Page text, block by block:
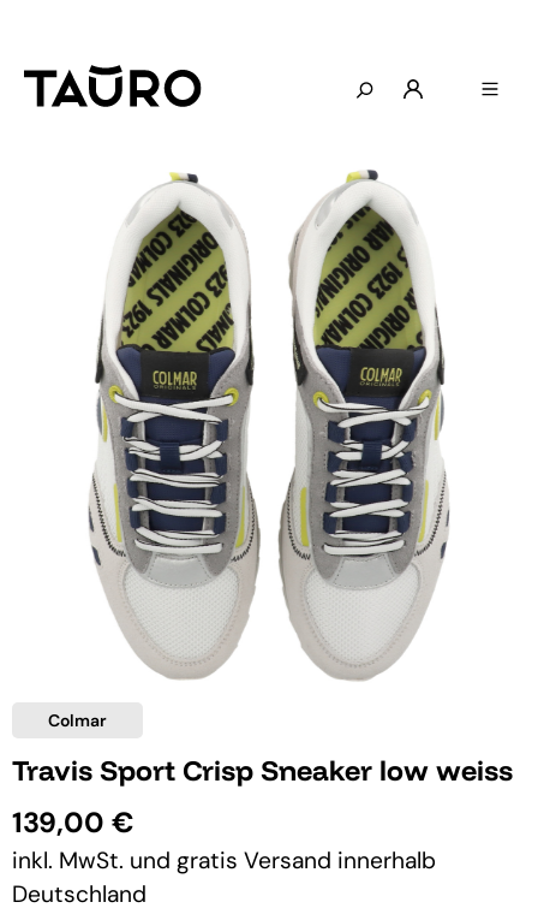
Colmar
Travis Sport Crisp Sneaker low weiss
139,00 €
inkl. MwSt. und gratis Versand innerhalb
Deutschland